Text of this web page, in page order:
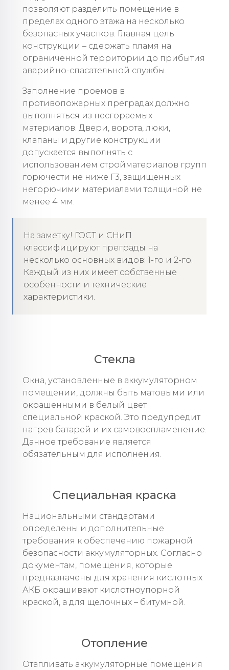
позволяют разделить помещение в
пределах одного этажа на несколько
безопасных участков. Главная цель
конструкции – сдержать пламя на
ограниченной территории до прибытия
аварийно-спасательной службы.
Заполнение проемов в
противопожарных преградах должно
выполняться из несгораемых
материалов. Двери, ворота, люки,
клапаны и другие конструкции
допускается выполнять с
использованием стройматериалов групп
горючести не ниже Г3, защищенных
негорючими материалами толщиной не
менее 4 мм.
На заметку! ГОСТ и СНиП
классифицируют преграды на
несколько основных видов: 1-го и 2-го.
Каждый из них имеет собственные
особенности и технические
характеристики.
Стекла
Окна, установленные в аккумуляторном
помещении, должны быть матовыми или
окрашенными в белый цвет
специальной краской. Это предупредит
нагрев батарей и их самовоспламенение.
Данное требование является
обязательным для исполнения.
Специальная краска
Национальными стандартами
определены и дополнительные
требования к обеспечению пожарной
безопасности аккумуляторных. Согласно
документам, помещения, которые
предназначены для хранения кислотных
АКБ окрашивают кислотноупорной
краской, а для щелочных – битумной.
Отопление
Отапливать аккумуляторные помещения